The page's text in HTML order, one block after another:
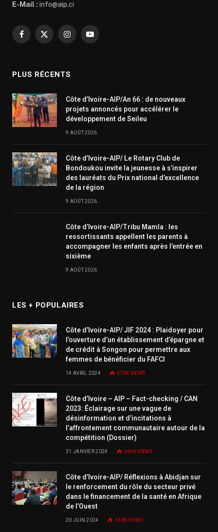
E-Mail : info@aip.ci
Facebook
X
InstagramYouTube
PLUS RÉCENTS
Côte d’Ivoire-AIP/An 66 : de nouveaux
projets annoncés pour accélérer le
développement de Seileu
9 AOÛT 2026
Côte d’Ivoire-AIP/ Le Rotary Club de
Bondoukou invite la jeunesse à s’inspirer
des lauréats du Prix national d’excellence
de la région
9 AOÛT 2026
Côte d’Ivoire-AIP/Tribu Mamla : les
ressortissants appellent les parents à
accompagner les enfants après l’entrée en
sixième
9 AOÛT 2026
LES + POPULAIRES
Côte d’Ivoire-AIP/ JIF 2024 : Plaidoyer pour
l’ouverture d’un établissement d’épargne et
de crédit à Songon pour permettre aux
femmes de bénéficier du FAFCI
14 AVRIL 2024 273K VIEWS
Côte d’Ivoire – AIP – Fact-checking / CAN
2023: Éclairage sur une vague de
désinformation et d’incitations à
l’affrontement communautaire autour de la
compétition (Dossier)
31 JANVIER 2024 266KVIEWS
Côte d’Ivoire-AIP/ Réflexions à Abidjan sur
le renforcement du rôle du secteur privé
dans le financement de la santé en Afrique
de l’Ouest
20 JUIN 2024 160KVIEWS